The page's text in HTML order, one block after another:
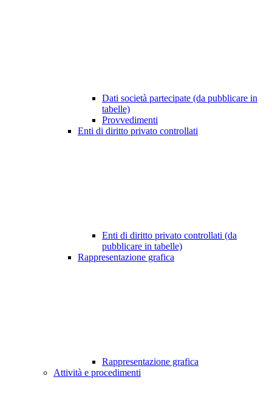
Dati società partecipate (da pubblicare in
tabelle)
Provvedimenti
Enti di diritto privato controllati
Enti di diritto privato controllati (da
pubblicare in tabelle)
Rappresentazione grafica
Rappresentazione grafica
Attività e procedimenti